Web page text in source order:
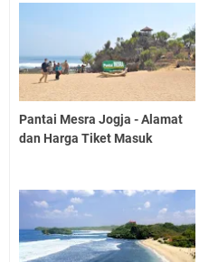
Pantai Mesra Jogja - Alamat
dan Harga Tiket Masuk